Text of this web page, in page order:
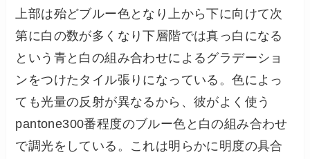
上部は殆どブルー色となり上から下に向けて次
第に白の数が多くなり下層階では真っ白になる
という青と白の組み合わせによるグラデーショ
ンをつけたタイル張りになっている。色によっ
ても光量の反射が異なるから、彼がよく使う
pantone300番程度のブルー色と白の組み合わせ
で調光をしている。これは明らかに明度の具合